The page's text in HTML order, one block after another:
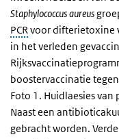
Staphylococcus aureus
PCRvoor difterietoxine
in het verleden
boostervaccinatie
Foto 1. Huidlaesies
Naast een
gebracht worden.